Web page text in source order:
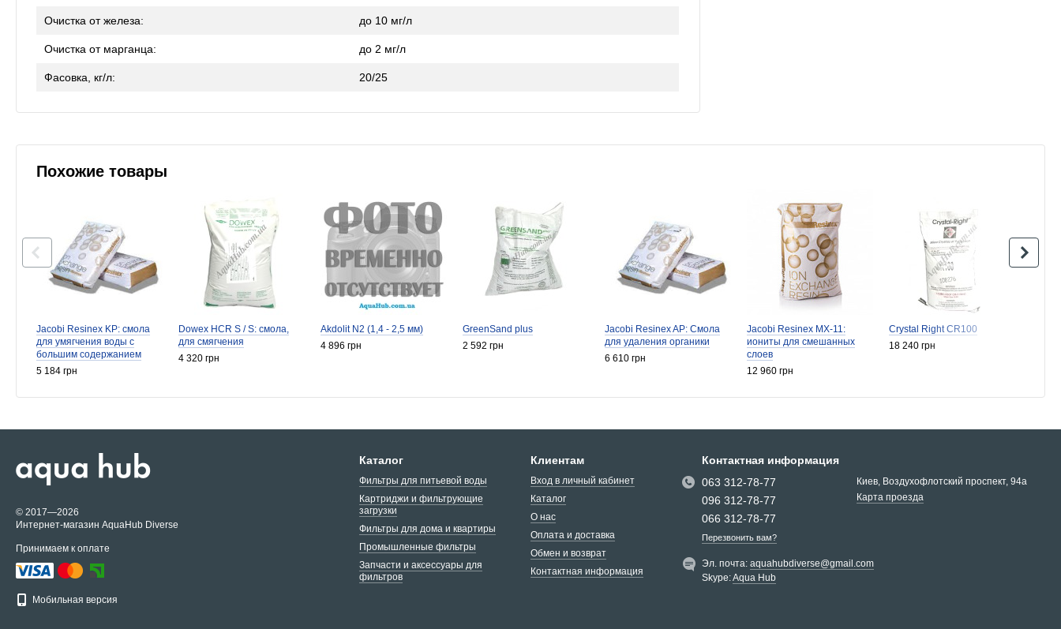
Очистка от железа: до 10 мг/л
Очистка от марганца: до 2 мг/л
Фасовка, кг/л: 20/25
Похожие товары
Jacobi Resinex KP: смола
для умягчения воды с
большим содержанием
органаки
5 184 грн
Dowex HCR S / S: смола,
для смягчения
4 320 грн
Akdolit N2 (1,4 - 2,5 мм)
4 896 грн
GreenSand plus
2 592 грн
Jacobi Resinex AP: Смола
для удаления органики
6 610 грн
Jacobi Resinex MX-11:
иониты для смешанных
слоев
12 960 грн
Crystal Right CR100
18 240 грн
© 2017—2026
Интернет-магазин AquaHub Diverse
Принимаем к оплате
Мобильная версия
Каталог
Фильтры для питьевой воды
Картриджи и фильтрующие
загрузки
Фильтры для дома и квартиры
Промышленные фильтры
Запчасти и аксессуары для
фильтров
Клиентам
Вход в личный кабинет
Каталог
О нас
Оплата и доставка
Обмен и возврат
Контактная информация
Контактная информация
063 312-78-77
096 312-78-77
066 312-78-77
Перезвонить вам?
Киев, Воздухофлотский проспект, 94a
Карта проезда
Эл. почта:aquahubdiverse@gmail.com
Skype:Aqua Hub